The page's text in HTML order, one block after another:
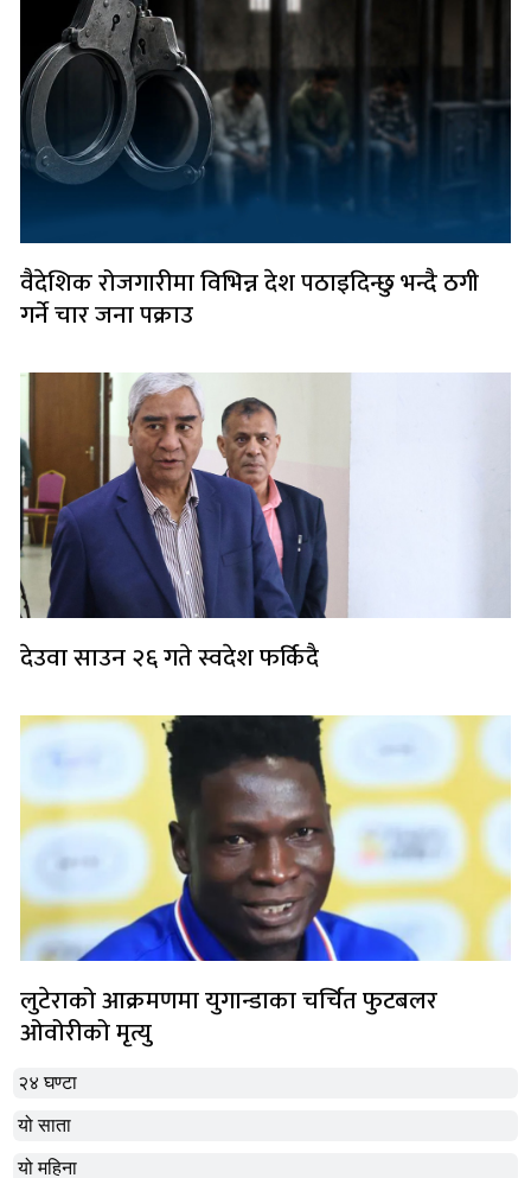
२४ घण्टा
यो साता
यो महिना
वैदेशिक रोजगारीमा विभिन्न देश पठाइदिन्छु भन्दै ठगी
गर्ने चार जना पक्राउ
देउवा साउन २६ गते स्वदेश फर्किदै
लुटेराको आक्रमणमा युगान्डाका चर्चित फुटबलर
ओवोरीको मृत्यु